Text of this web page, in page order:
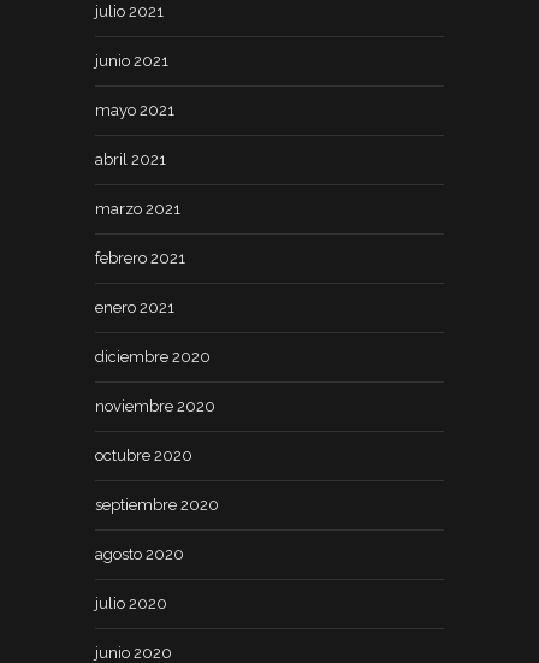
julio 2021
junio 2021
mayo 2021
abril 2021
marzo 2021
febrero 2021
enero 2021
diciembre 2020
noviembre 2020
octubre 2020
septiembre 2020
agosto 2020
julio 2020
junio 2020